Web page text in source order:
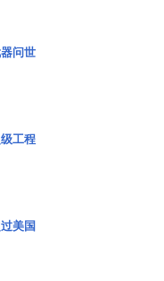
问世
工程
美国